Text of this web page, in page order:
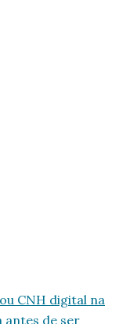
CNH digital na
antes de ser